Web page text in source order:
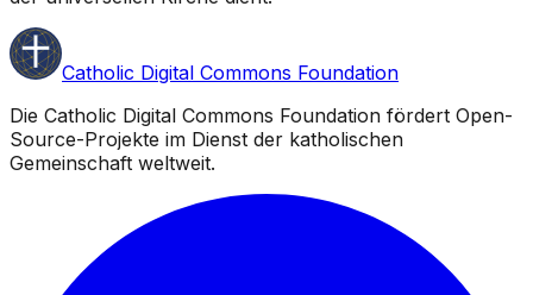
Catholic Digital Commons Foundation
Die Catholic Digital Commons Foundation fördert Open-
Source-Projekte im Dienst der katholischen
Gemeinschaft weltweit.